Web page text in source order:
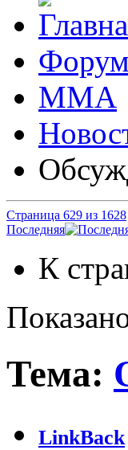
Форум
ММА
Страница 629 из 1628
Последняя
К
Тема:
LinkBack